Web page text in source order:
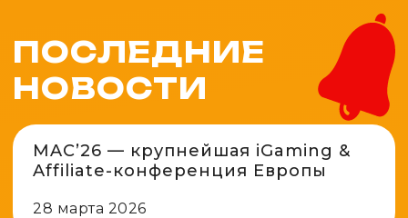
ПОСЛЕДНИЕ
НОВОСТИ
MAC’26 — крупнейшая iGaming &
Affiliate-конференция Европы
28 марта 2026